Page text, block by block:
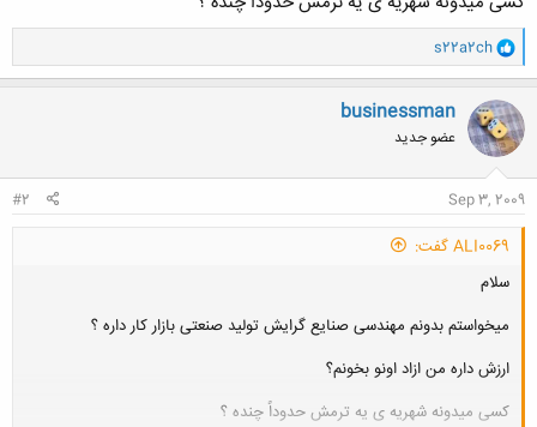
و
ا
ک
ن
ش
ه
ا
s22a2ch
businessman
عضو جدید
Sep 3, 2009
#2
ALI0069 گفت:
سلام
میخواستم بدونم مهندسی صنایع گرایش تولید صنعتی بازار کار داره ؟
ارزش داره من ازاد اونو بخونم؟
کسی میدونه شهریه ی یه ترمش حدوداً چنده ؟